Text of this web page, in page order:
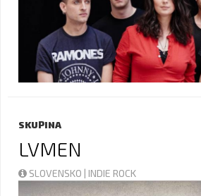
SKUPINA
LVMEN
SLOVENSKO | INDIE ROCK